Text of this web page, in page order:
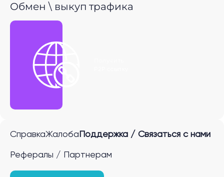
Обмен \ выкуп трафика
СправкаЖалоба Поддержка / Связаться с нами
Рефералы / Партнерам